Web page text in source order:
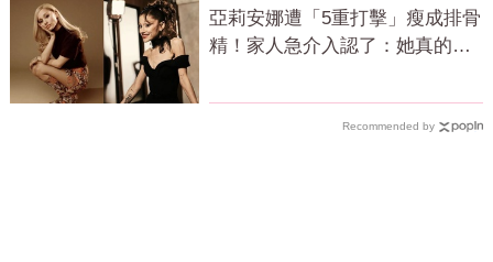
亞莉安娜遭「5重打擊」瘦成排骨
精！家人急介入認了：她真的不
Recommended by